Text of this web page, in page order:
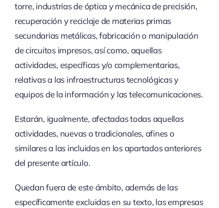
torre, industrias de óptica y mecánica de precisión,
recuperación y reciclaje de materias primas
secundarias metálicas, fabricación o manipulación
de circuitos impresos, así como, aquellas
actividades, específicas y/o complementarias,
relativas a las infraestructuras tecnológicas y
equipos de la información y las telecomunicaciones.
Estarán, igualmente, afectadas todas aquellas
actividades, nuevas o tradicionales, afines o
similares a las incluidas en los apartados anteriores
del presente artículo.
Quedan fuera de este ámbito, además de las
específicamente excluidas en su texto, las empresas